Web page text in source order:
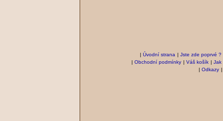
| Úvodní strana | Jste zde poprvé ?
| Obchodní podmínky | Váš košík | Jak
| Odkazy